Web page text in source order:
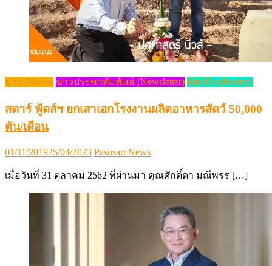
ข่าว (News) ข่าวประชาสัมพันธ์ (Newsletter) สัตว์ปีก (Poultry)
สตาร์ ฟู้ดส์ฯ ยกเสาเอกโรงงานผลิตอาหารสัตว์ 50,000
ตัน/เดือน
Posted
01/11/201925/04/2023 Author
Pasusart News
เมื่อวันที่ 31 ตุลาคม 2562 ที่ผ่านมา คุณศักดิ์ดา มณีพรร […]